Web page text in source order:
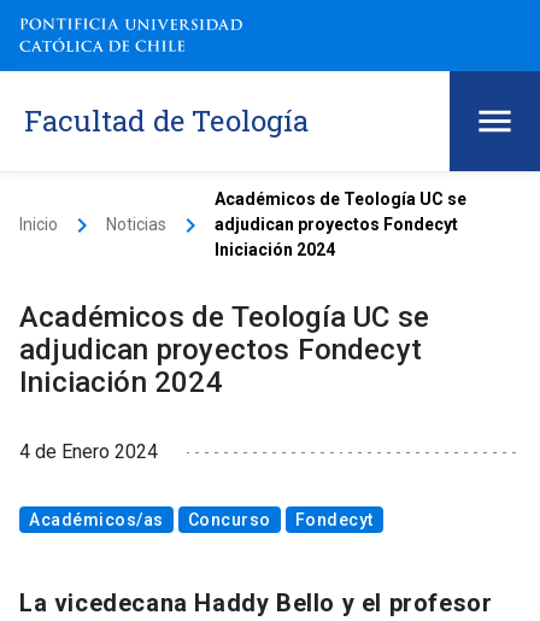
Facultad de Teología
Inicio keyboard_arrow_right Noticias keyboard_arrow_right
Académicos de Teología UC se
adjudican proyectos Fondecyt
Iniciación 2024
Académicos de Teología UC se
adjudican proyectos Fondecyt
Iniciación 2024
4 de Enero 2024
Académicos/as Concurso Fondecyt
La vicedecana Haddy Bello y el profesor